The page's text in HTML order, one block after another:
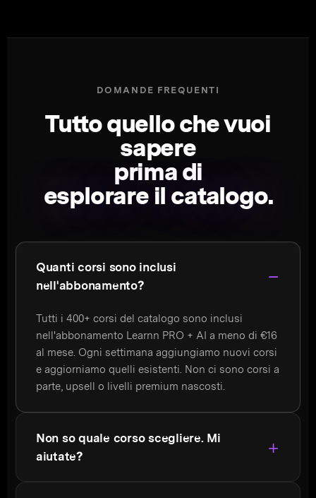
DOMANDE FREQUENTI
Tutto quello che vuoi
sapere
prima di
esplorare il catalogo.
Quanti corsi sono inclusi
nell'abbonamento?
Tutti i 400+ corsi del catalogo sono inclusi
nell'abbonamento Learnn PRO + AI a meno di €16
al mese. Ogni settimana aggiungiamo nuovi corsi
e aggiorniamo quelli esistenti. Non ci sono corsi a
parte, upsell o livelli premium nascosti.
Non so quale corso scegliere. Mi
aiutate?